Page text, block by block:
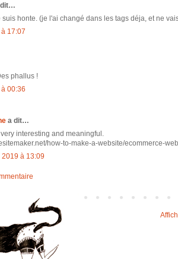
dit…
suis honte. (je l'ai changé dans les tags déja, et ne
17:07
phallus !
00:36
a dit…
interesting and meaningful.
how-to-make-a-website/ecommerce-
à 13:09